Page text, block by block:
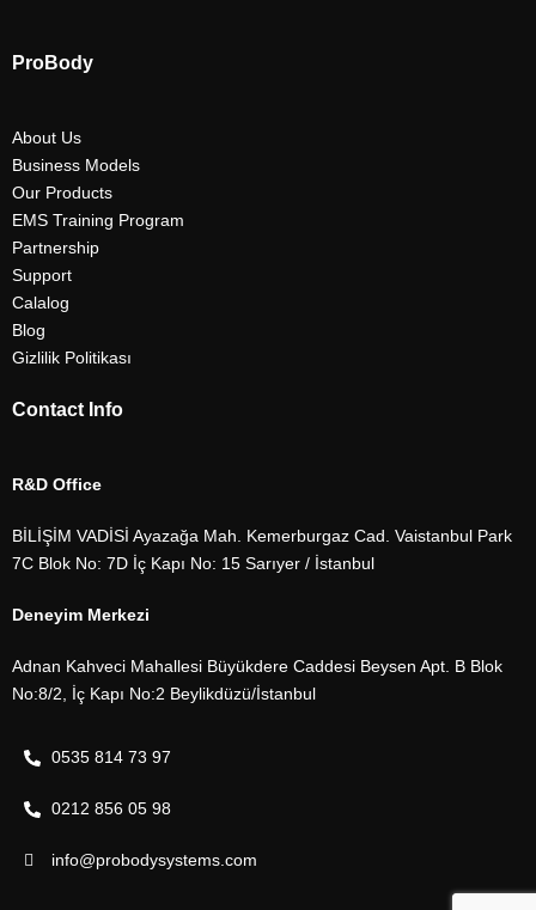
ProBody
About Us
Business Models
Our Products
EMS Training Program
Partnership
Support
Calalog
Blog
Gizlilik Politikası
Contact Info
R&D Office
BİLİŞİM VADİSİ Ayazağa Mah. Kemerburgaz Cad. Vaistanbul Park
7C Blok No: 7D İç Kapı No: 15 Sarıyer / İstanbul
Deneyim Merkezi
Adnan Kahveci Mahallesi Büyükdere Caddesi Beysen Apt. B Blok
No:8/2, İç Kapı No:2 Beylikdüzü/İstanbul
0535 814 73 97
0212 856 05 98
info@probodysystems.com